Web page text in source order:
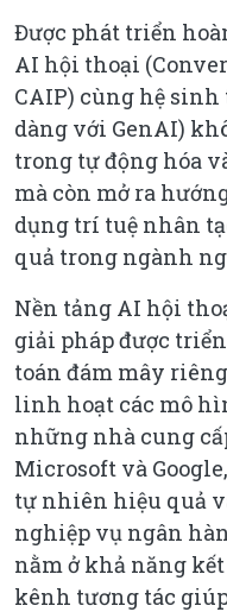
Được phát triển
AI hội thoại
CAIP) cùng hệ
dàng với GenAI)
trong tự động hóa
mà còn mở ra
dụng trí tuệ nhân
quả trong ngành
Nền tảng AI hội
giải pháp được
toán đám mây
linh hoạt các mô
những nhà cung
Microsoft và
tự nhiên hiệu quả
nghiệp vụ ngân
nằm ở khả năng
kênh tương tác